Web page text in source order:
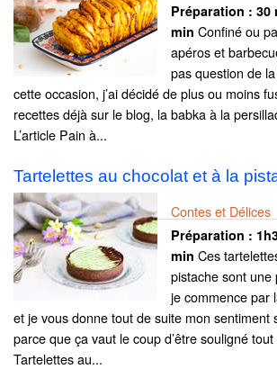
Préparation : 30
min Confiné ou
apéros et
pas question de
cette occasion, j’ai décidé de plus ou moins
recettes déjà sur le blog, la babka à la
L’article Pain à...
Tartelettes au chocolat et à la
Contes et Délices
Préparation :
min Ces
pistache sont une
je commence par
et je vous donne tout de suite mon sentiment
parce que ça vaut le coup d’être souligné
Tartelettes au...